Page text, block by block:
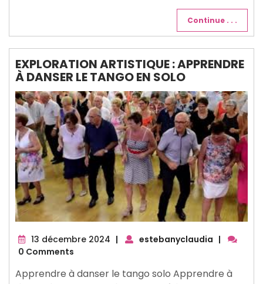
Continue . . .
EXPLORATION ARTISTIQUE : APPRENDRE
À DANSER LE TANGO EN SOLO
13 décembre 2024 13| estebanyclaudia |
0 Comments
Apprendre à danser le tango solo Apprendre à